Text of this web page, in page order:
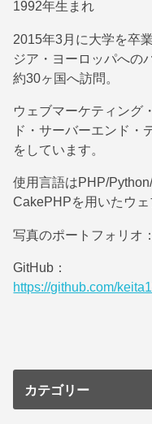
1992年生まれ
2015年3月に大学を卒
ジア・ヨーロッパへの
約30ヶ国へ訪問。
ウェブマーケティング
ド・サーバーエンド・
をしています。
使用言語はPHP/
CakePHPを用いたウェ
写真のポートフォリオ：
GitHub：
https://github.com/
カテゴリー